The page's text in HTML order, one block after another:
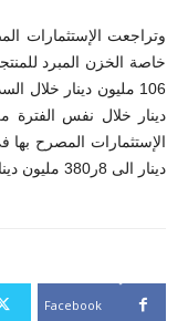
وتراجعت الإستثمارات
خاصة الخزن المبرد
دينار الى 8ر380 مليون دينار.
Facebook